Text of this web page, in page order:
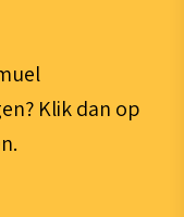
Klik dan op